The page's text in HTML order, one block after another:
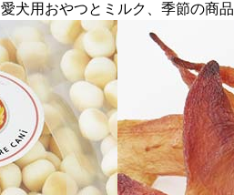
愛犬用おやつとミルク、季節の商品